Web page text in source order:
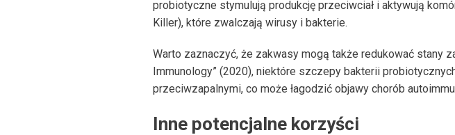
probiotyczne stymulują produkcję przeciwciał i aktywują
Killer), które zwalczają wirusy i bakterie.
Warto zaznaczyć, że zakwasy mogą także redukować stany
Immunology” (2020), niektóre szczepy bakterii
przeciwzapalnymi, co może łagodzić objawy chorób
Inne potencjalne korzyści